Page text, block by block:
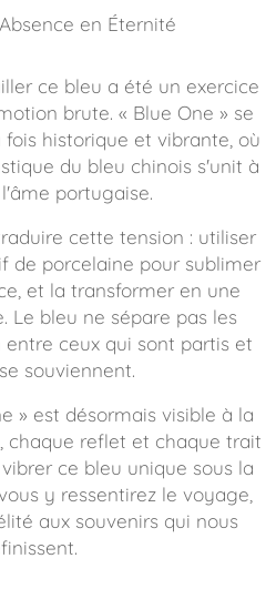
en Éternité
ce bleu a été un exercice
brute. « Blue One » se
historique et vibrante, où
du bleu chinois s'unit à
portugaise.
cette tension : utiliser
de porcelaine pour sublimer
et la transformer en une
bleu ne sépare pas les
entre ceux qui sont partis et
souviennent.
» est désormais visible à la
chaque reflet et chaque trait
ce bleu unique sous la
y ressentirez le voyage,
aux souvenirs qui nous